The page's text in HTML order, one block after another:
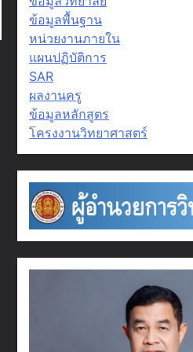
ข้อมูลพื้นฐาน
หน่วยงานภายใน
แผนปฏิบัติการ
SAR
ผลงานครู
ข้อมูลหลักสูตร
โครงงานวิทยาศาสตร์